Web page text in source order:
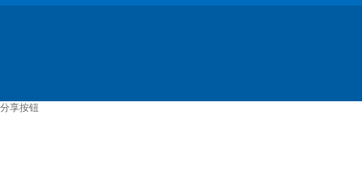
分享按钮